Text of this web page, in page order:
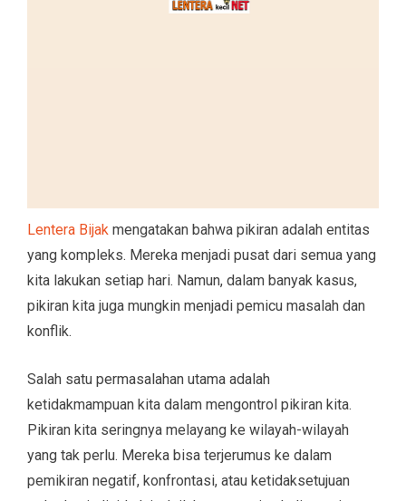
Lentera Bijak mengatakan bahwa pikiran adalah entitas
yang kompleks. Mereka menjadi pusat dari semua yang
kita lakukan setiap hari. Namun, dalam banyak kasus,
pikiran kita juga mungkin menjadi pemicu masalah dan
konflik.
Salah satu permasalahan utama adalah
ketidakmampuan kita dalam mengontrol pikiran kita.
Pikiran kita seringnya melayang ke wilayah-wilayah
yang tak perlu. Mereka bisa terjerumus ke dalam
pemikiran negatif, konfrontasi, atau ketidaksetujuan